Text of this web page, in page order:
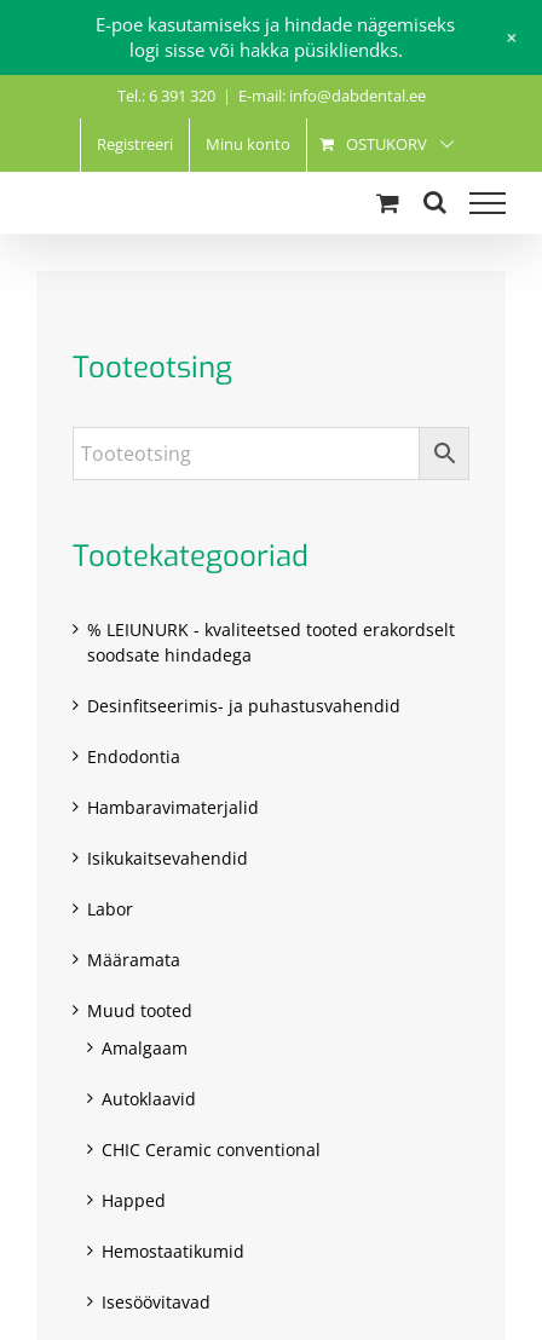
Tel.: 6 391 320 | E-mail: info@dabdental.ee
Registreeri Minu konto OSTUKORV
Tooteotsing
Tootekategooriad
% LEIUNURK - kvaliteetsed tooted erakordselt
soodsate hindadega
Desinfitseerimis- ja puhastusvahendid
Endodontia
Hambaravimaterjalid
Isikukaitsevahendid
Labor
Määramata
Muud tooted
Amalgaam
Autoklaavid
CHIC Ceramic conventional
Happed
Hemostaatikumid
Isesöövitavad
E-poe kasutamiseks ja hindade nägemiseks
logi sisse või hakka püsikliendks.
+